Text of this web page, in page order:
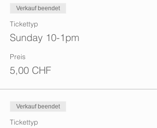
Verkauf beendet
Tickettyp
Sunday 10-1pm
Preis
5,00 CHF
Verkauf beendet
Tickettyp